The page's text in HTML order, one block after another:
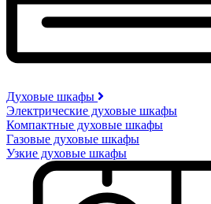
Духовые шкафы
Электрические духовые шкафы
Компактные духовые шкафы
Газовые духовые шкафы
Узкие духовые шкафы